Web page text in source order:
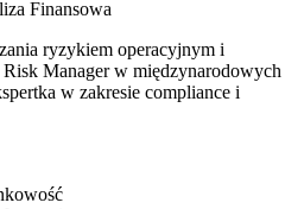
Finansowa
ryzykiem operacyjnym i
Manager w międzynarodowych
w zakresie compliance i